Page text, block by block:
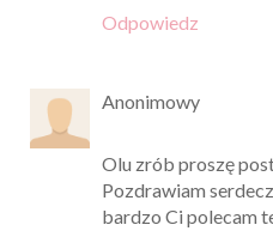
Odpowiedz
Anonimowy
Olu zrób proszę
Pozdrawiam
bardzo Ci polecam